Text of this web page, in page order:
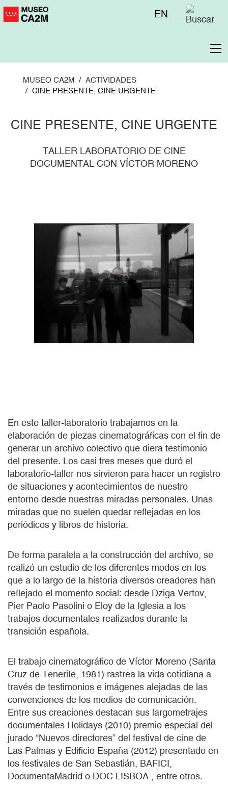
Pasar
Menú
EN
MUSEO CA2M
ACTIVIDADES
CINE PRESENTE, CINE URGENTE
CINE PRESENTE, CINE URGENTE
TALLER LABORATORIO DE CINE
DOCUMENTAL CON VÍCTOR MORENO
En este taller-laboratorio trabajamos en la
elaboración de piezas cinematográficas con el fin de
generar un archivo colectivo que diera testimonio
del presente. Los casi tres meses que duró el
laboratorio-taller nos sirvieron para hacer un registro
de situaciones y acontecimientos de nuestro
entorno desde nuestras miradas personales. Unas
miradas que no suelen quedar reflejadas en los
periódicos y libros de historia.
De forma paralela a la construcción del archivo, se
realizó un estudio de los diferentes modos en los
que a lo largo de la historia diversos creadores han
reflejado el momento social: desde Dziga Vertov,
Pier Paolo Pasolini o Eloy de la Iglesia a los
trabajos documentales realizados durante la
transición española.
El trabajo cinematográfico de Víctor Moreno (Santa
Cruz de Tenerife, 1981) rastrea la vida cotidiana a
través de testimonios e imágenes alejadas de las
convenciones de los medios de comunicación.
Entre sus creaciones destacan sus largometrajes
documentales Holidays (2010) premio especial del
jurado “Nuevos directores” del festival de cine de
Las Palmas y Edificio España (2012) presentado en
los festivales de San Sebastián, BAFICI,
DocumentaMadrid o DOC LISBOA , entre otros.